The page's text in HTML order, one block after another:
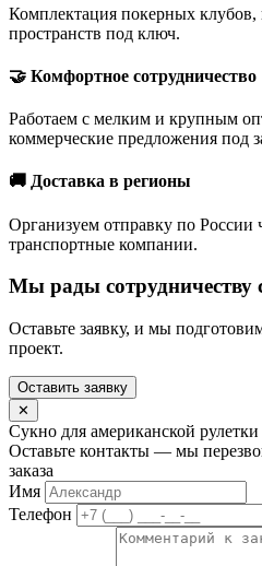
Комплектация покерных клубов,
пространств под ключ.
🤝 Комфортное сотрудничество
Работаем с мелким и крупным
коммерческие предложения под
🚚 Доставка в регионы
Организуем отправку по России
транспортные компании.
Мы рады сотрудничеству
Оставьте заявку, и мы
проект.
Оставить заявку
✕
Сукно для американской
Оставьте контакты — мы
заказа
Имя
Телефон